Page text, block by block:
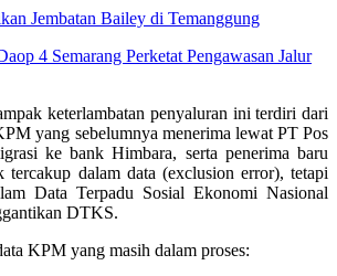
Jembatan Bailey di Temanggung
4 Semarang Perketat Pengawasan Jalur
keterlambatan penyaluran ini terdiri dari
yang sebelumnya menerima lewat PT Pos
ke bank Himbara, serta penerima baru
tercakup dalam data (exclusion error), tetapi
Data Terpadu Sosial Ekonomi Nasional
DTKS.
KPM yang masih dalam proses: